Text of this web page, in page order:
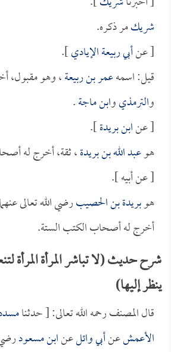
شريكمر ذكره.
[ عنأبي ربيعة الإيادي].
قيل: اسمهعمر بن ربيعة، وهو مقبول،
والترمذيوابن ماجة.
[ عنابن بريدة].
هوعبد الله بن بريدة، ثقة، أخرج له
[ عن أبيه ].
هوبريدة بن الحصيبرضي الله تعالى
أخرج له أصحاب الكتب الستة.
شرح حديث (لا تباشر المرأة المرأة
ينظر إليها)
قال المصنف رحمه الله تعالى: [ حدثنا
الأعمشعنأبي وائلعنابن مسعود